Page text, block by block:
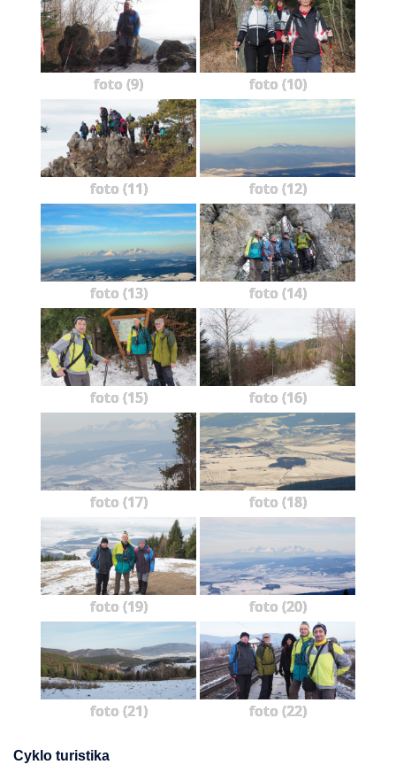
foto (9) foto (10)
foto (11) foto (12)
foto (13) foto (14)
foto (15) foto (16)
foto (17) foto (18)
foto (19) foto (20)
foto (21) foto (22)
Cyklo turistika